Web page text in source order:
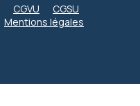
CGVU
CGSU
Mentions légales